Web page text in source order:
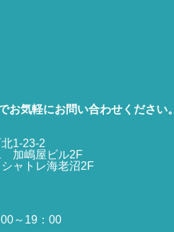
お気軽にお問い合わせください。
1-23-2
加嶋屋ビル2F
ャトレ海老沼2F
～19：00